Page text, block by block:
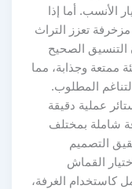
أما إذا
تعزز التراث
الصحيح
وجذابة، مما
المطلوب.
عملية دقيقة
بمختلف
التصميم
القماش
الغرفة،